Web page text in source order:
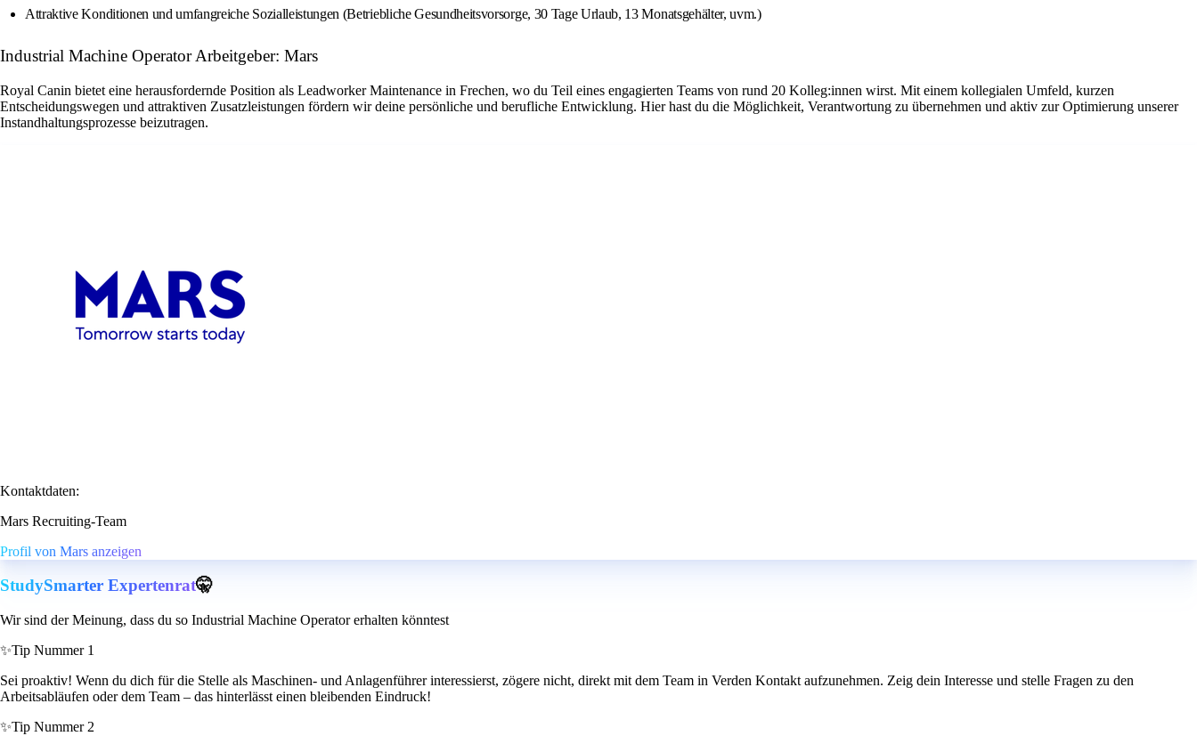
Attraktive Konditionen und umfangreiche Sozialleistungen (Betriebliche Gesundheitsvorsorge, 30 Tage Urlaub, 13 Monatsgehälter, uvm.)
Industrial Machine Operator Arbeitgeber: Mars
Royal Canin bietet eine herausfordernde Position als Leadworker Maintenance in Frechen, wo du Teil eines engagierten Teams von rund 20 Kolleg:innen wirst. Mit einem kollegialen Umfeld, kurzen
Entscheidungswegen und attraktiven Zusatzleistungen fördern wir deine persönliche und berufliche Entwicklung. Hier hast du die Möglichkeit, Verantwortung zu übernehmen und aktiv zur Optimierung unserer
Instandhaltungsprozesse beizutragen.
Kontaktdaten:
Mars Recruiting-Team
Profil von Mars anzeigen
StudySmarter Expertenrat🤫
Wir sind der Meinung, dass du so Industrial Machine Operator erhalten könntest
✨Tip Nummer 1
Sei proaktiv! Wenn du dich für die Stelle als Maschinen- und Anlagenführer interessierst, zögere nicht, direkt mit dem Team in Verden Kontakt aufzunehmen. Zeig dein Interesse und stelle Fragen zu den
Arbeitsabläufen oder dem Team – das hinterlässt einen bleibenden Eindruck!
✨Tip Nummer 2